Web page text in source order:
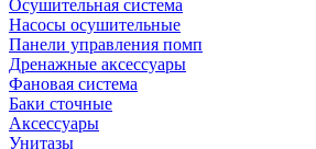
Осушительная система
Насосы осушительные
Панели управления помп
Дренажные аксессуары
Фановая система
Баки сточные
Аксессуары
Унитазы